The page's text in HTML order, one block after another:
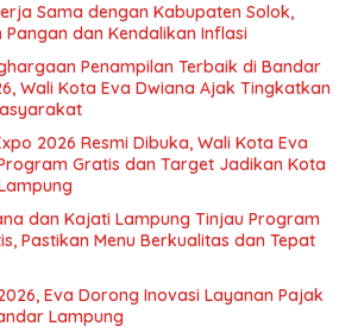
Sama dengan Kabupaten Solok,
dan Kendalikan Inflasi
Penampilan Terbaik di Bandar
Wali Kota Eva Dwiana Ajak Tingkatkan
2026 Resmi Dibuka, Wali Kota Eva
Gratis dan Target Jadikan Kota
dan Kajati Lampung Tinjau Program
Pastikan Menu Berkualitas dan Tepat
Eva Dorong Inovasi Layanan Pajak
Lampung